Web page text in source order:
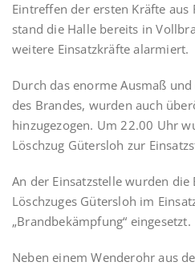
Eintreffen der ersten Kräfte aus
stand die Halle bereits in
weitere Einsatzkräfte alarmiert.
Durch das enorme Ausmaß
des Brandes, wurden auch
hinzugezogen. Um 22.00 Uhr
Löschzug Gütersloh zur
An der Einsatzstelle wurden die
Löschzuges Gütersloh im
„Brandbekämpfung“ eingesetzt.
Neben einem Wenderohr aus